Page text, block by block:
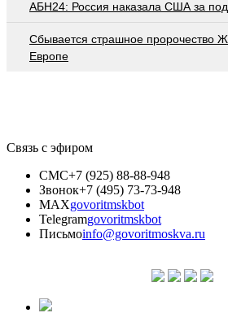
АБН24: Россия наказала США за
Сбывается страшное пророчество
Европе
Связь с эфиром
СМС+7 (925) 88-88-948
Звонок+7 (495) 73-73-948
MAXgovoritmskbot
Telegramgovoritmskbot
Письмоinfo@govoritmoskva.ru